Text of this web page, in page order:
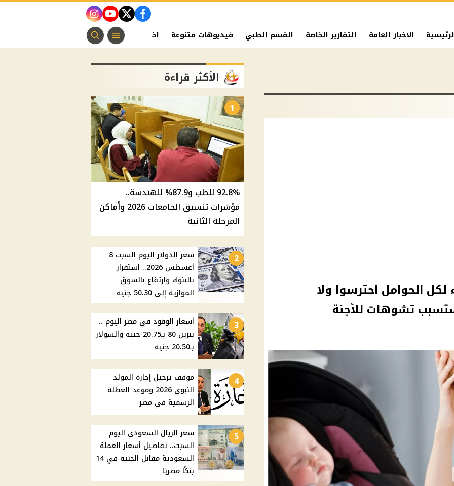
facebook
twitter
youtube
instagram
الاخبار العامة التقارير الخاصة القسم الطبي فيديوهات متنوعة اخبار الفن منوعات مسيحية
الحوامل احترسوا ولا
تشوهات للأجنة
الأكثر قراءة
1
92.8% للطب و87.9% للهندسة..
مؤشرات تنسيق الجامعات 2026 وأماكن
المرحلة الثانية
2
سعر الدولار اليوم السبت 8
أغسطس 2026.. استقرار
بالبنوك وارتفاع بالسوق
الموازية إلى 50.30 جنيه
3
أسعار الوقود في مصر اليوم ..
بنزين 80 بـ20.75 جنيه والسولار
بـ20.50 جنيه
4
موقف ترحيل إجازة المولد
النبوي 2026 وموعد العطلة
الرسمية في مصر
5
سعر الريال السعودي اليوم
السبت.. تفاصيل أسعار العملة
السعودية مقابل الجنيه في 14
بنكًا مصريًا